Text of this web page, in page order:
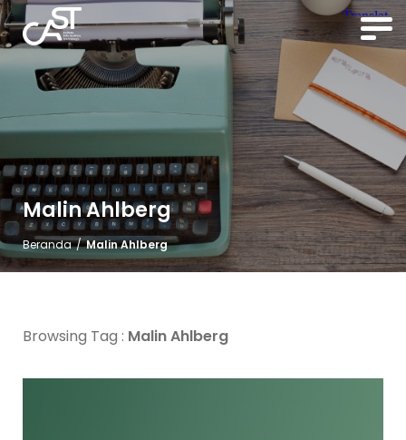
Malin Ahlberg
Beranda / Malin Ahlberg
Browsing Tag : Malin Ahlberg